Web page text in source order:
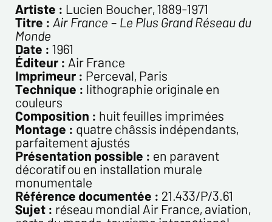
Artiste : Lucien Boucher, 1889-1971
Titre : Air France – Le Plus Grand Réseau du
Monde
Date : 1961
Éditeur : Air France
Imprimeur : Perceval, Paris
Technique : lithographie originale en
couleurs
Composition : huit feuilles imprimées
Montage : quatre châssis indépendants,
parfaitement ajustés
Présentation possible : en paravent
décoratif ou en installation murale
monumentale
Référence documentée : 21.433/P/3.61
Sujet : réseau mondial Air France, aviation,